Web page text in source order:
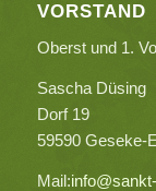
VORSTAND
Oberst und 1.
Sascha Düsing
Dorf 19
59590 Geseke-
Mail: